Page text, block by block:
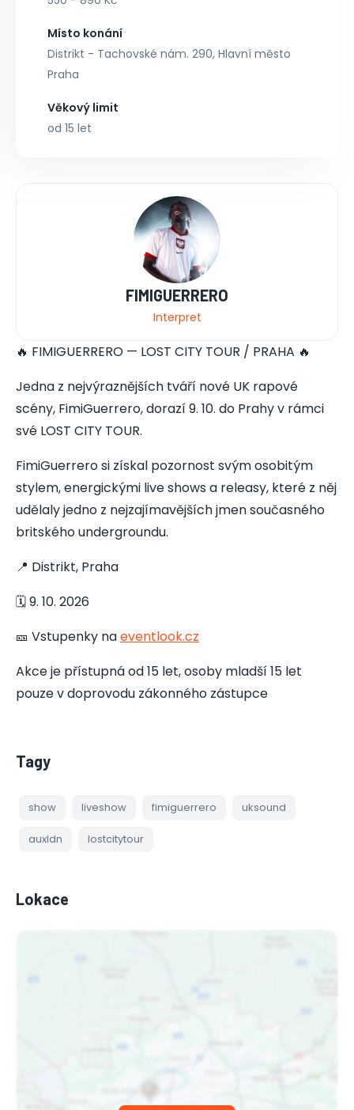
Místo konání
Distrikt - Tachovské nám. 290, Hlavní město
Praha
Věkový limit
od 15 let
FIMIGUERRERO
Interpret
🔥 FIMIGUERRERO — LOST CITY TOUR / PRAHA 🔥
Jedna z nejvýraznějších tváří nové UK rapové
scény, FimiGuerrero, dorazí 9. 10. do Prahy v rámci
své LOST CITY TOUR.
FimiGuerrero si získal pozornost svým osobitým
stylem, energickými live shows a releasy, které z něj
udělaly jedno z nejzajímavějších jmen současného
britského undergroundu.
📍 Distrikt, Praha
🗓️ 9. 10. 2026
🎫 Vstupenky naeventlook.cz
Akce je přístupná od 15 let, osoby mladší 15 let
pouze v doprovodu zákonného zástupce
Tagy
show liveshow fimiguerrero uksound
auxldn lostcitytour
Lokace